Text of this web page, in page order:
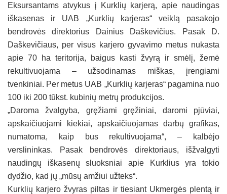
Eksursantams atvykus į Kurklių karjerą, apie naudingas
iškasenas ir UAB „Kurklių karjeras“ veiklą pasakojo
bendrovės direktorius Dainius Daškevičius. Pasak D.
Daškevičiaus, per visus karjero gyvavimo metus nukasta
apie 70 ha teritorija, baigus kasti žvyrą ir smėlį, žemė
rekultivuojama – užsodinamas miškas, įrengiami
tvenkiniai. Per metus UAB „Kurklių karjeras“ pagamina nuo
100 iki 200 tūkst. kubinių metrų produkcijos.
„Daroma žvalgyba, gręžiami gręžiniai, daromi pjūviai,
apskaičiuojami kiekiai, apskaičiuojamas darbų grafikas,
numatoma, kaip bus rekultivuojama“, – kalbėjo
verslininkas. Pasak bendrovės direktoriaus, išžvalgyti
naudingų iškasenų sluoksniai apie Kurklius yra tokio
dydžio, kad jų „mūsų amžiui užteks“.
Kurklių karjero žvyras piltas ir tiesiant Ukmergės plentą ir